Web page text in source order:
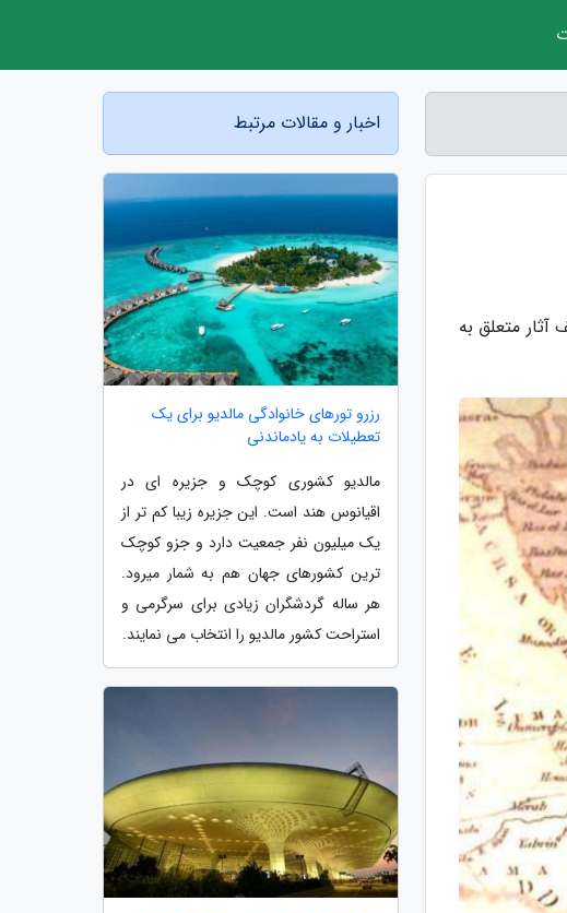
متعلق به
اخبار و مقالات مرتبط
رزرو تورهای خانوادگی مالدیو برای یک
تعطیلات به یادماندنی
مالدیو کشوری کوچک و جزیره ای در
اقیانوس هند است. این جزیره زیبا کم تر از
یک میلیون نفر جمعیت دارد و جزو کوچک
ترین کشورهای جهان هم به شمار میرود.
هر ساله گردشگران زیادی برای سرگرمی و
استراحت کشور مالدیو را انتخاب می نمایند.